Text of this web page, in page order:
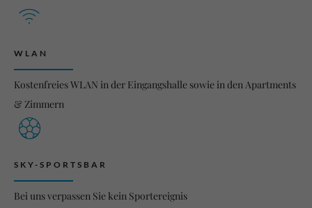
WLAN
Kostenfreies WLAN in der Eingangshalle sowie in den Apartments
& Zimmern
SKY-SPORTSBAR
Bei uns verpassen Sie kein Sportereignis